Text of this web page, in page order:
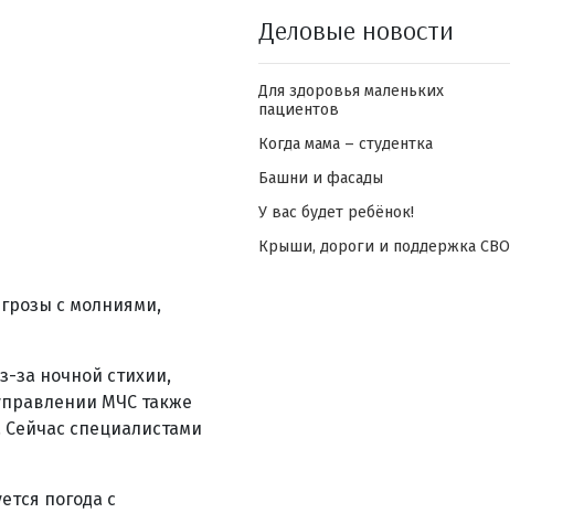
с молниями,
за ночной стихии,
МЧС также
специалистами
погода с
Деловые новости
Для здоровья маленьких
пациентов
Когда мама – студентка
Башни и фасады
У вас будет ребёнок!
Крыши, дороги и поддержка СВО